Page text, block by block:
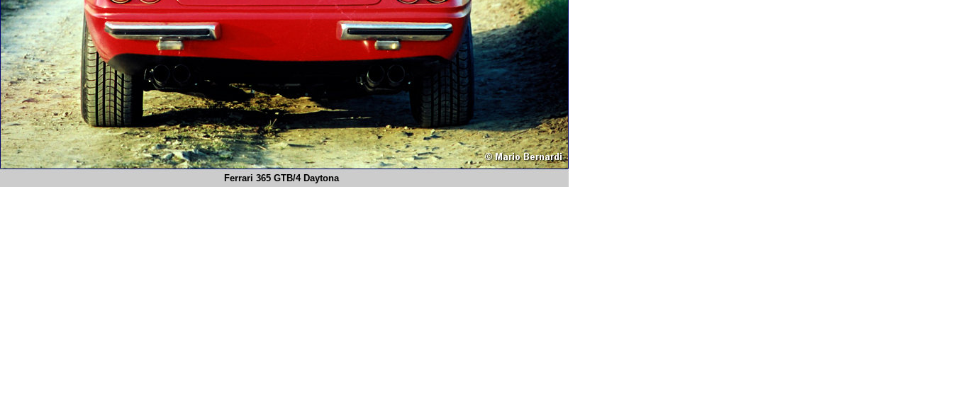
Ferrari 365 GTB/4 Daytona